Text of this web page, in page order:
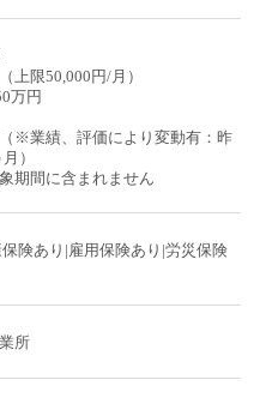
上限50,000円/月）
万円
※業績、評価により変動有：昨
）
期間に含まれません
険あり|雇用保険あり|労災保険
所